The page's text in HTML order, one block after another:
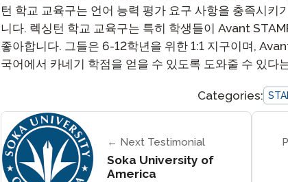
STAMP 라틴어용
턴 학교 교육구는 언어 능력 평가 요구 사항을 충족시
니다. 렉싱턴 학교 교육구는 특히 학생들이 Avant
좋아합니다. 그들은 6-12학년을 위한 1:1 지구이며,
국어에서 카네기 학점을 얻을 수 있도록 도와줄 수 있다
Categories:
← Next Testimonial
Soka University of
America